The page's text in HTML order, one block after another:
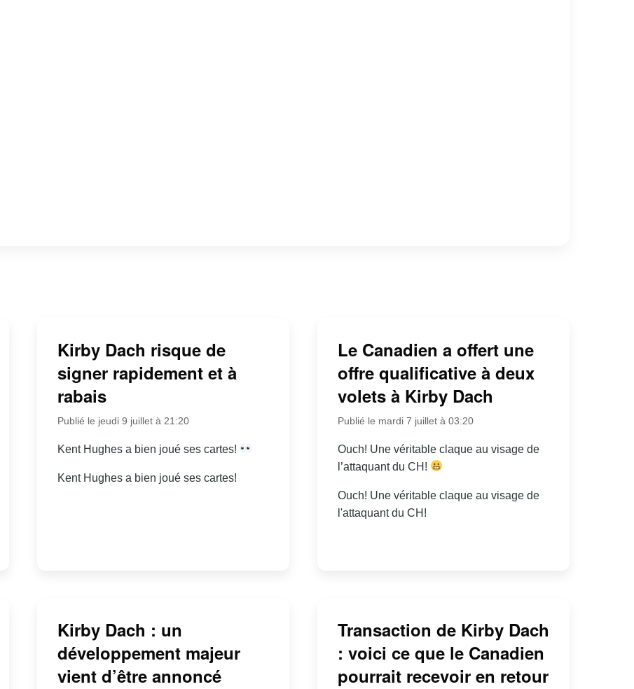
Kirby Dach risque de
signer rapidement et à
rabais
Publié le jeudi 9 juillet à 21:20
Kent Hughes a bien joué ses cartes!
Kent Hughes a bien joué ses cartes!
Le Canadien a offert une
offre qualificative à deux
volets à Kirby Dach
Publié le mardi 7 juillet à 03:20
Ouch! Une véritable claque au visage de
l’attaquant du CH!
Ouch! Une véritable claque au visage de
l'attaquant du CH!
Kirby Dach : un
développement majeur
vient d’être annoncé
Transaction de Kirby Dach
: voici ce que le Canadien
pourrait recevoir en retour